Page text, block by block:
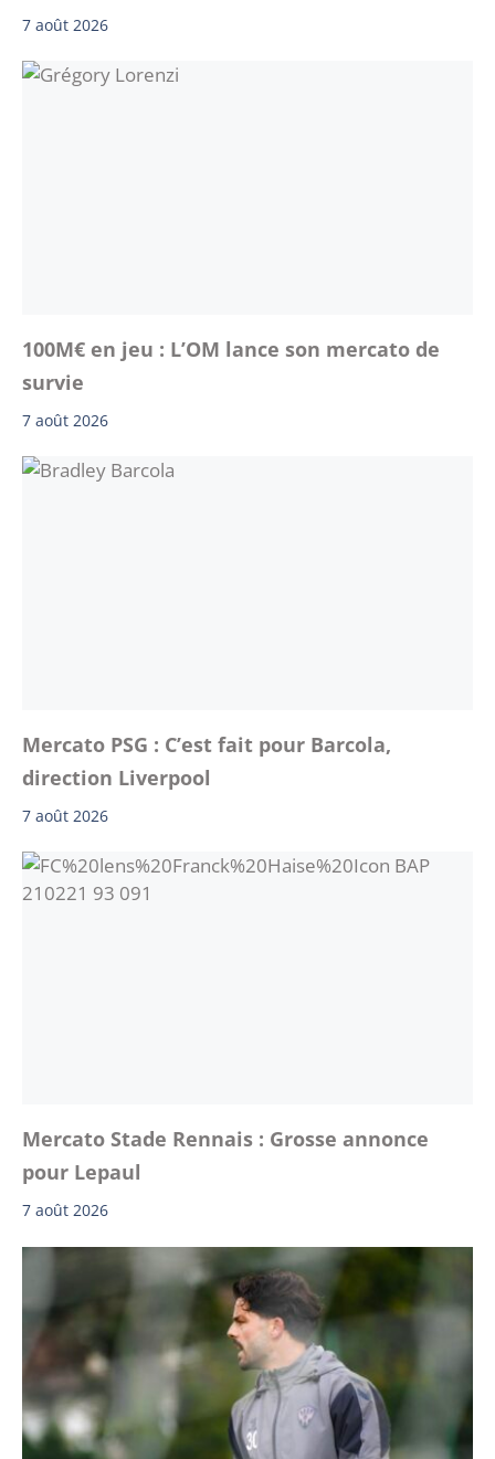
7 août 2026
100M€ en jeu : L’OM lance son mercato de
survie
7 août 2026
Mercato PSG : C’est fait pour Barcola,
direction Liverpool
7 août 2026
Mercato Stade Rennais : Grosse annonce
pour Lepaul
7 août 2026